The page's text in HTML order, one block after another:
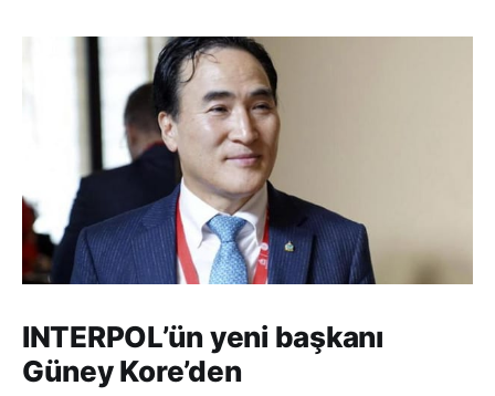
INTERPOL’ün yeni başkanı
Güney Kore’den